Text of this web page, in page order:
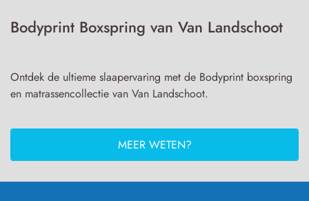
Bodyprint Boxspring van Van Landschoot
Ontdek de ultieme slaapervaring met de Bodyprint boxspring
en matrassencollectie van Van Landschoot.
MEER WETEN?